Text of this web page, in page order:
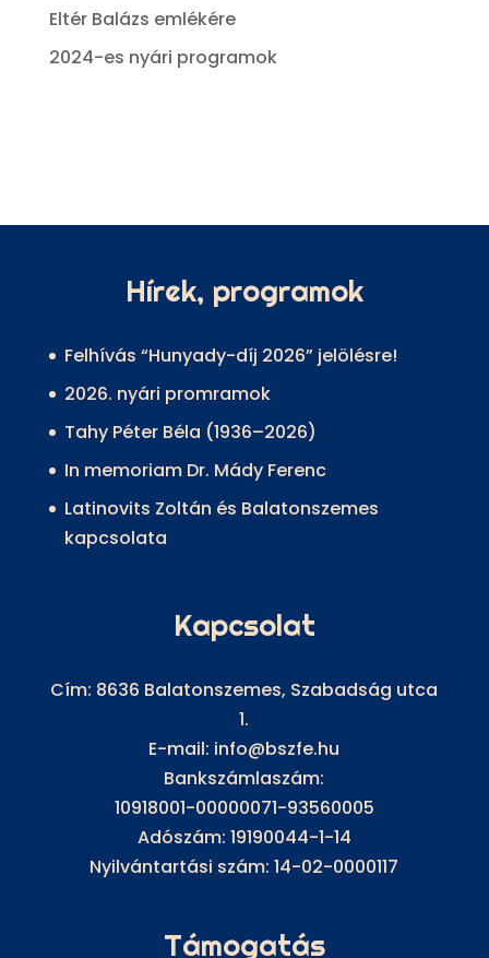
Eltér Balázs emlékére
2024-es nyári programok
Hírek, programok
Felhívás “Hunyady-díj 2026” jelölésre!
2026. nyári promramok
Tahy Péter Béla (1936–2026)
In memoriam Dr. Mády Ferenc
Latinovits Zoltán és Balatonszemes
kapcsolata
Kapcsolat
Cím: 8636 Balatonszemes, Szabadság utca
1.
E-mail: info@bszfe.hu
Bankszámlaszám:
10918001-00000071-93560005
Adószám: 19190044-1-14
Nyilvántartási szám: 14-02-0000117
Támogatás